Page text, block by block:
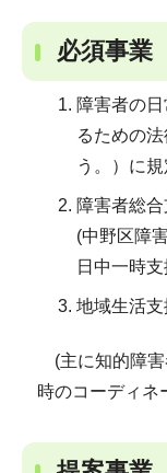
必須事業
障害者の
るための
う。）に
障害者総
(中野区障
日中一時
地域生活
(主に知的障害
時のコーディネ